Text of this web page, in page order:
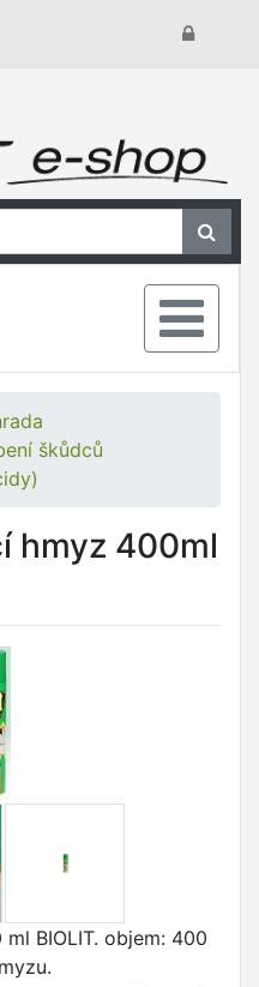
škůdců
hmyz 400ml
BIOLIT. objem: 400